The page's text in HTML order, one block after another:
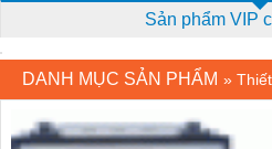
Sản phẩm VIP
DANH MỤC SẢN PHẨM »